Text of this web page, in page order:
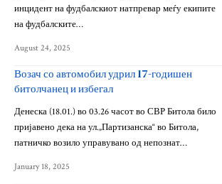
инцидент на фудбалскиот натпревар меѓу екипите
на фудбалските…
August 24, 2025
Возач со автомобил удрил 17-годишен
битолчанец и избегал
Денеска (18.01.) во 03.26 часот во СВР Битола било
пријавено дека на ул.„Партизанска“ во Битола,
патничко возило управувано од непознат…
January 18, 2025